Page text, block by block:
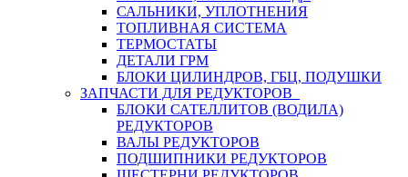
САЛЬНИКИ, УПЛОТНЕНИЯ
ТОПЛИВНАЯ СИСТЕМА
ТЕРМОСТАТЫ
ДЕТАЛИ ГРМ
БЛОКИ ЦИЛИНДРОВ, ГБЦ, ПОДУШКИ
ЗАПЧАСТИ ДЛЯ РЕДУКТОРОВ
БЛОКИ САТЕЛЛИТОВ (ВОДИЛА)
РЕДУКТОРОВ
ВАЛЫ РЕДУКТОРОВ
ПОДШИПНИКИ РЕДУКТОРОВ